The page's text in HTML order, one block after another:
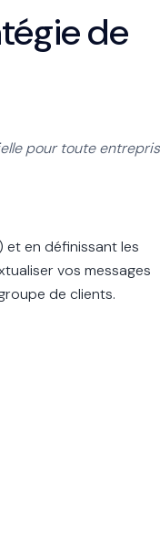
de
pour toute
en définissant les
vos messages
de clients.